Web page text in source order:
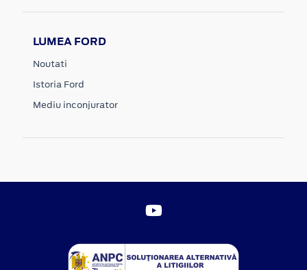
LUMEA FORD
Noutati
Istoria Ford
Mediu inconjurator